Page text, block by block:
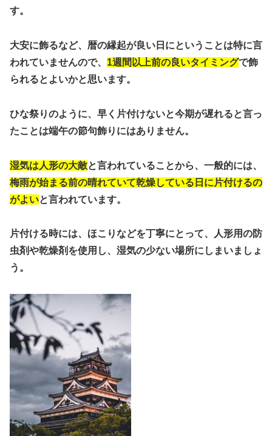
す。
大安に飾るなど、暦の縁起が良い日にということは特に言
われていませんので、 1週間以上前の良いタイミングで飾
られるとよいかと思います。
ひな祭りのように、早く片付けないと今期が遅れると言っ
たことは端午の節句飾りにはありません。
湿気は人形の大敵と言われていることから、一般的には、
梅雨が始まる前の晴れていて乾燥している日に片付けるの
がよいと言われています。
片付ける時には、ほこりなどを丁寧にとって、人形用の防
虫剤や乾燥剤を使用し、湿気の少ない場所にしまいましょ
う。